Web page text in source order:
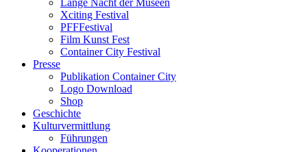
Lange Nacht der Museen
Xciting Festival
PFFFestival
Film Kunst Fest
Container City Festival
Presse
Publikation Container City
Logo Download
Shop
Geschichte
Kulturvermittlung
Führungen